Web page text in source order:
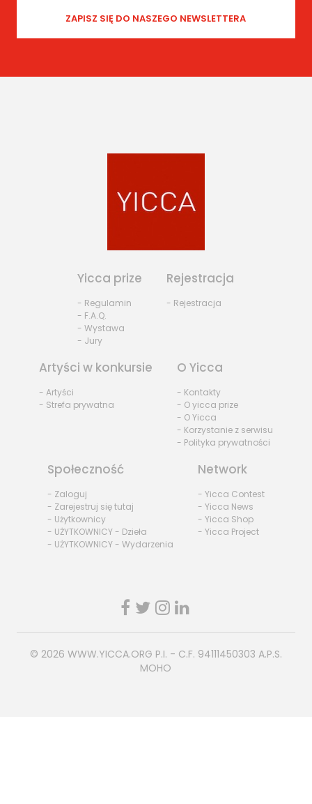
Yicca prize
- Regulamin
- F.A.Q.
- Wystawa
- Jury
Rejestracja
- Rejestracja
Artyści w konkursie
- Artyści
- Strefa prywatna
O Yicca
- Kontakty
- O yicca prize
- O Yicca
- Korzystanie z serwisu
- Polityka prywatności
Społeczność
- Zaloguj
- Zarejestruj się tutaj
- Użytkownicy
- UŻYTKOWNICY - Dzieła
- UŻYTKOWNICY - Wydarzenia
Network
- Yicca Contest
- Yicca News
- Yicca Shop
- Yicca Project
© 2026 WWW.YICCA.ORG P.I. - C.F. 94111450303 A.P.S.
MOHO